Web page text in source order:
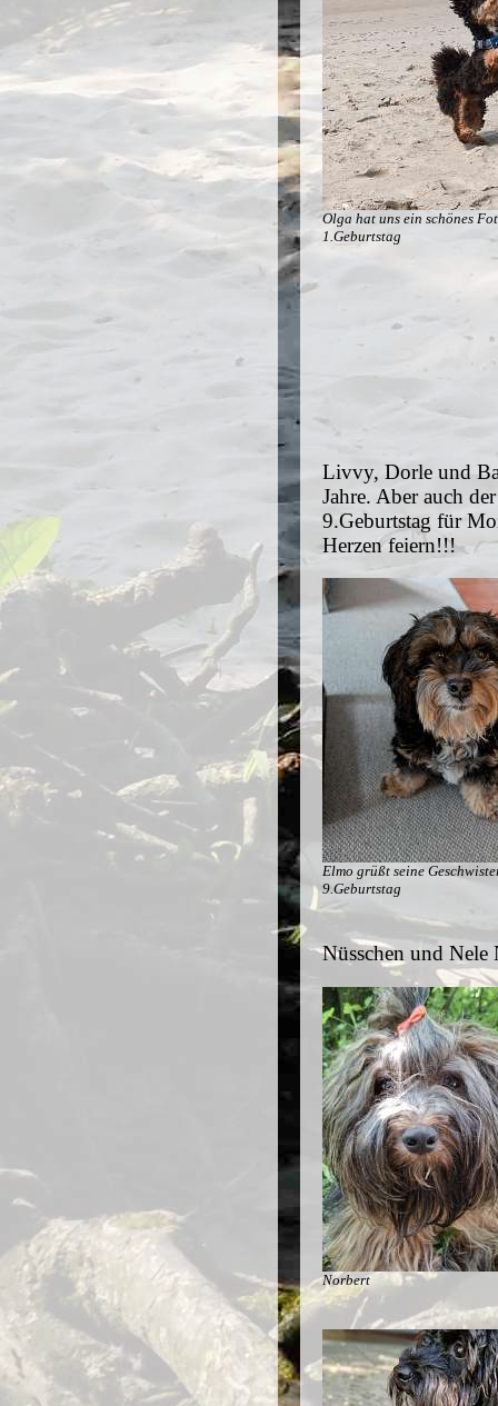
Olga hat uns ein schönes
1.Geburtstag
Livvy, Dorle und
Jahre. Aber auch
9.Geburtstag für
Herzen feiern!!!
Elmo grüßt seine
9.Geburtstag
Nüsschen und Nele
Norbert